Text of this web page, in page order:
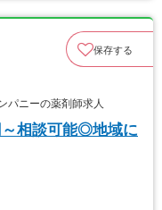
保存する
ニーの薬剤師求人
～相談可能◎地域に